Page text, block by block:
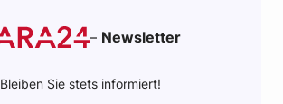
– Newsletter
Bleiben Sie stets informiert!